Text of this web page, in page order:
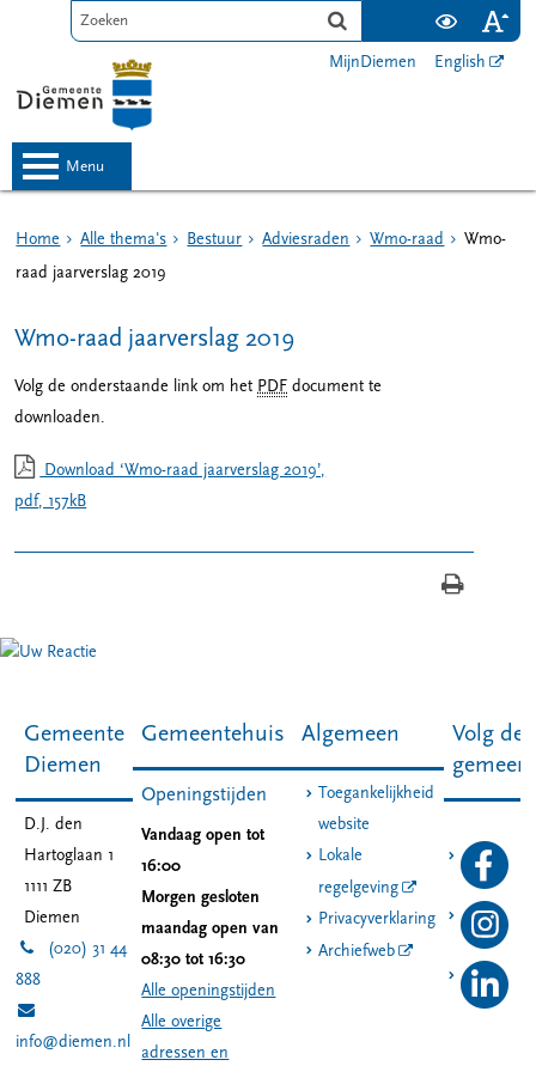
MijnDiemen English
menu
Home Alle thema's Bestuur Adviesraden Wmo-raad
Wmo-
raad jaarverslag 2019
Wmo-raad jaarverslag 2019
Volg de onderstaande link om hetPDF document te
downloaden.
Download ‘Wmo-raad jaarverslag 2019’,
pdf, 157kB
Gemeente
Diemen
D.J. den
Hartoglaan 1
1111 ZB
Diemen
(020) 31 44
888
info@diemen.nl
Gemeentehuis
Openingstijden
Vandaag open tot
16:00
Morgen gesloten
maandag open van
08:30 tot 16:30
Alle openingstijden
Alle overige
adressen en
Algemeen
Toegankelijkheid
website
Lokale
regelgeving
Privacyverklaring
Archiefweb
Volg de